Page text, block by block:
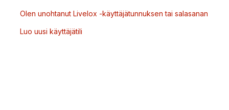
Olen unohtanut Livelox -käyttäjätunnuksen tai salasanan
Luo uusi käyttäjätili